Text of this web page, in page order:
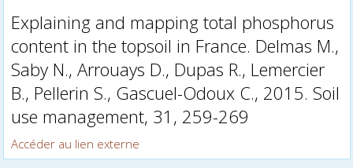
Explaining and mapping total phosphorus
content in the topsoil in France. Delmas M.,
Saby N., Arrouays D., Dupas R., Lemercier
B., Pellerin S., Gascuel-Odoux C., 2015. Soil
use management, 31, 259-269
Accéder au lien externe